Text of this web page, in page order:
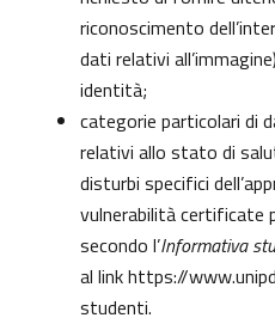
riconoscimento
dati relativi
identità;
categorie particolari di
relativi allo stato di
disturbi specifici
vulnerabilità
secondo l’Informativa
al linkhttps://
studenti.